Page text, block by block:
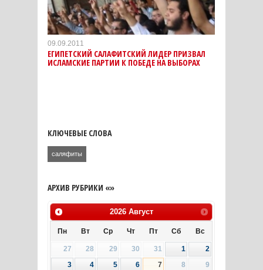
09.09.2011
ЕГИПЕТСКИЙ САЛАФИТСКИЙ ЛИДЕР ПРИЗВАЛ
ИСЛАМСКИЕ ПАРТИИ К ПОБЕДЕ НА ВЫБОРАХ
КЛЮЧЕВЫЕ СЛОВА
саляфиты
АРХИВ РУБРИКИ «»
2026 Август
Пн Вт Ср Чт Пт Сб Вс
27 28 29 30 31 1
2
3
4 5 6 7 8
9